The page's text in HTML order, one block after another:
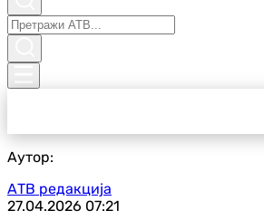
Аутор:
АТВ редакција
27.04.2026 07:21